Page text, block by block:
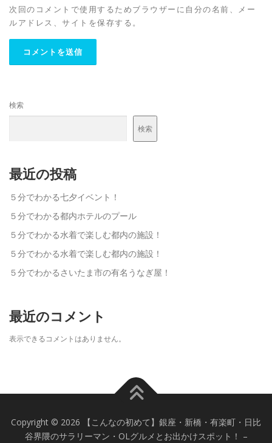
次回のコメントで使用するためブラウザーに自分の名前、メー
ルアドレス、サイトを保存する。
検索
検索
最近の投稿
５分でわかる七夕イベント！
５分でわかる都内ホテルのプール
５分でわかる水着で楽しむ都内の施設！
５分でわかる水着で楽しむ都内の施設！
５分でわかるさいたま市の有名うなぎ屋！
最近のコメント
表示できるコメントはありません。
Copyright © 2026 【こんなの初めて】銀座・新橋・有楽町・日比
谷界隈のサラリーマン・OLグルメとお出かけスポット！ –